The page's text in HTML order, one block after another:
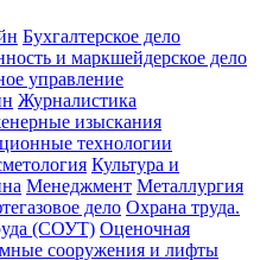
Бухгалтерское дело
и маркшейдерское дело
управление
Журналистика
изыскания
технологии
Культура и
Менеджмент Металлургия
дело Охрана труда.
(СОУТ) Оценочная
сооружения и лифты